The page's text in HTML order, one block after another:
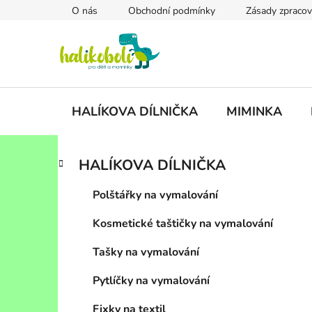
O nás Obchodní podmínky Zásady
HALÍKOVA DÍLNIČKA MIMINKA
PPřeskočit
kategorie
K
a
HALÍKOVA DÍLNIČKA
Polštářky na vymalování
Kosmetické taštičky na vymalování
Tašky na vymalování
Pytlíčky na vymalování